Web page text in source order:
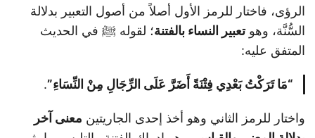
الرؤى، فاختار للرمز الأول أصلاً من أصول التعبير بدلالة
السُّنَّة، وهوتعبير النساء بالفتنة؛ لقوله ﷺ في الحديث
المتفق عليه:
“مَا تَرَكْتُ بَعْدِي فِتْنَةً أَضَرَّ عَلَى الرِّجَالِ مِنْ النِّسَاءِ”.
واختار للرمز الثاني وهو أخذ إحدى الجاريتين معنى آخر